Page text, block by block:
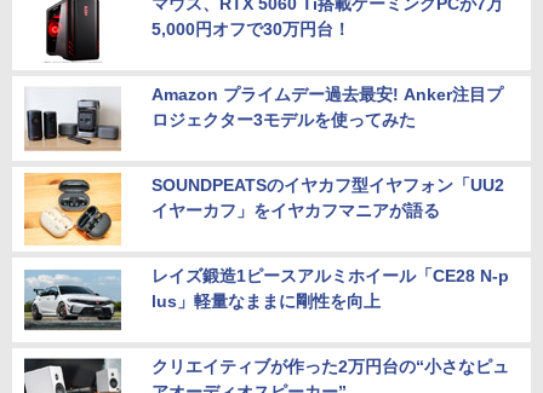
マウス、RTX 5060 Ti搭載ゲーミングPCが7万
5,000円オフで30万円台！
Amazon プライムデー過去最安! Anker注目プ
ロジェクター3モデルを使ってみた
SOUNDPEATSのイヤカフ型イヤフォン「UU2
イヤーカフ」をイヤカフマニアが語る
レイズ鍛造1ピースアルミホイール「CE28 N-p
lus」軽量なままに剛性を向上
クリエイティブが作った2万円台の“小さなピュ